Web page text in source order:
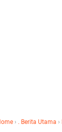
› . Berita Utama ›